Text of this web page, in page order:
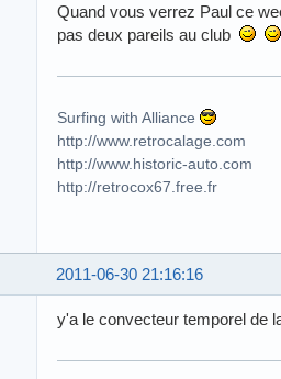
Quand vous verrez Paul ce
pas deux pareils au club
Surfing with Alliance
http://www.retrocalage.com
http://www.historic-auto.com
http://retrocox67.free.fr
2011-06-30 21:16:16
y'a le convecteur temporel de